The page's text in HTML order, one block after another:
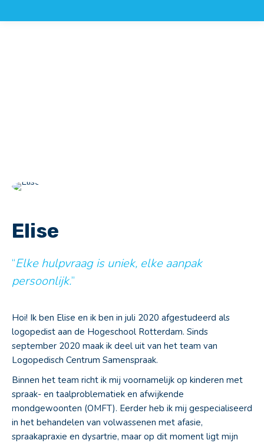
Elise
“Elke hulpvraag is uniek, elke aanpak
persoonlijk.”
Hoi! Ik ben Elise en ik ben in juli 2020 afgestudeerd als
logopedist aan de Hogeschool Rotterdam. Sinds
september 2020 maak ik deel uit van het team van
Logopedisch Centrum Samenspraak.
Binnen het team richt ik mij voornamelijk op kinderen met
spraak- en taalproblematiek en afwijkende
mondgewoonten (OMFT). Eerder heb ik mij gespecialiseerd
in het behandelen van volwassenen met afasie,
spraakapraxie en dysartrie, maar op dit moment ligt mijn